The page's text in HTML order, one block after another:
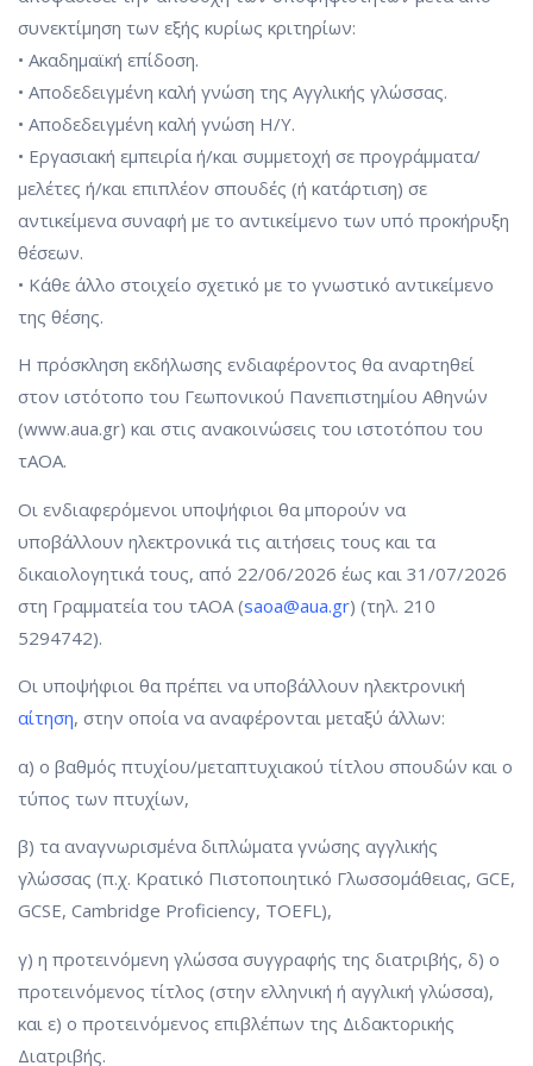
συνεκτίμηση των εξής κυρίως κριτηρίων:
• Ακαδημαϊκή επίδοση.
• Αποδεδειγμένη καλή γνώση της Αγγλικής γλώσσας.
• Αποδεδειγμένη καλή γνώση Η/Υ.
• Εργασιακή εμπειρία ή/και συμμετοχή σε προγράμματα/
μελέτες ή/και επιπλέον σπουδές (ή κατάρτιση) σε
αντικείμενα συναφή με το αντικείμενο των υπό προκήρυξη
θέσεων.
• Κάθε άλλο στοιχείο σχετικό με το γνωστικό αντικείμενο
της θέσης.
Η πρόσκληση εκδήλωσης ενδιαφέροντος θα αναρτηθεί
στον ιστότοπο του Γεωπονικού Πανεπιστημίου Αθηνών
(www.aua.gr) και στις ανακοινώσεις του ιστοτόπου του
τΑΟΑ.
Οι ενδιαφερόμενοι υποψήφιοι θα μπορούν να
υποβάλλουν ηλεκτρονικά τις αιτήσεις τους και τα
δικαιολογητικά τους, από 22/06/2026 έως και 31/07/2026
στη Γραμματεία του τΑΟΑ (saoa@aua.gr) (τηλ. 210
5294742).
Οι υποψήφιοι θα πρέπει να υποβάλλουν ηλεκτρονική
αίτηση, στην οποία να αναφέρονται μεταξύ άλλων:
α) ο βαθμός πτυχίου/μεταπτυχιακού τίτλου σπουδών και ο
τύπος των πτυχίων,
β) τα αναγνωρισμένα διπλώματα γνώσης αγγλικής
γλώσσας (π.χ. Κρατικό Πιστοποιητικό Γλωσσομάθειας, GCE,
GCSE, Cambridge Proficiency, TOEFL),
γ) η προτεινόμενη γλώσσα συγγραφής της διατριβής, δ) ο
προτεινόμενος τίτλος (στην ελληνική ή αγγλική γλώσσα),
και ε) ο προτεινόμενος επιβλέπων της Διδακτορικής
Διατριβής.